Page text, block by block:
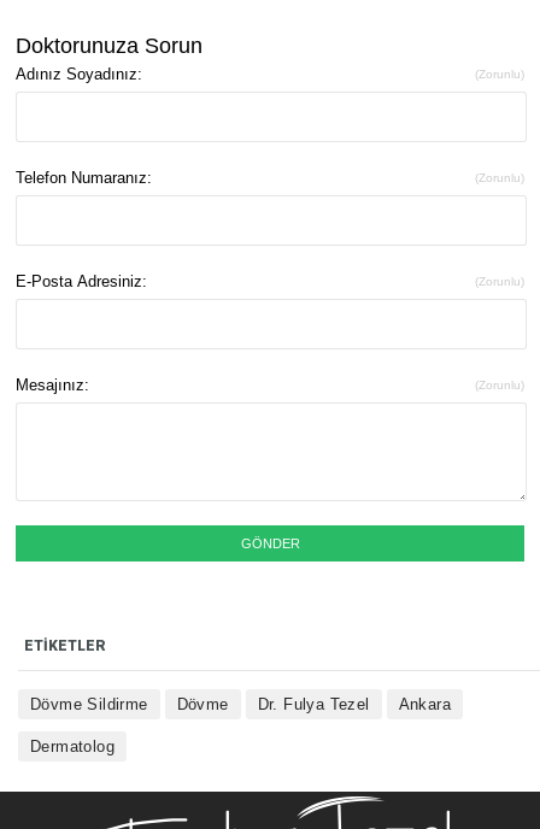
Doktorunuza Sorun
Adınız Soyadınız: (Zorunlu)
Telefon Numaranız: (Zorunlu)
E-Posta Adresiniz: (Zorunlu)
Mesajınız: (Zorunlu)
ETIKETLER
Dövme Sildirme Dövme Dr. Fulya Tezel Ankara
Dermatolog